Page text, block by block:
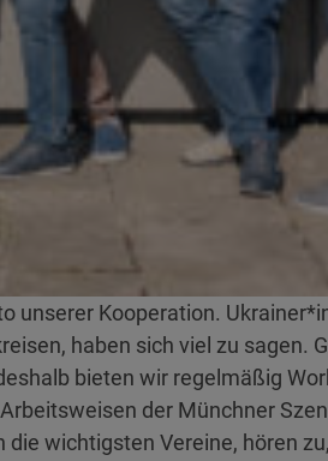
unserer Kooperation.
haben sich viel zu sagen.
bieten wir regelmäßig
der Münchner
wichtigsten Vereine, hören